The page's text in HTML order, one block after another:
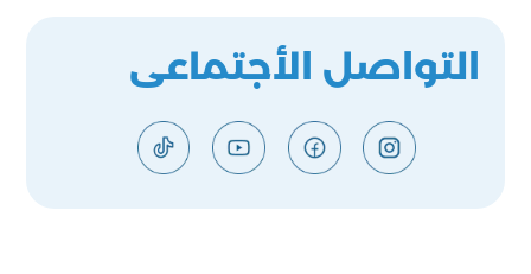
التواصل الأجتماعى